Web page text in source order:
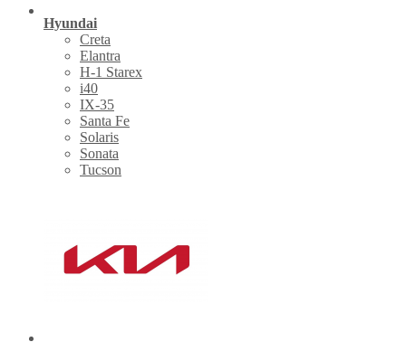
Hyundai
Creta
Elantra
H-1 Starex
i40
IX-35
Santa Fe
Solaris
Sonata
Tucson